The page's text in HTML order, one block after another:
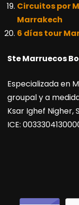
Circuitos por
Marrakech
6 días tour
Ste Marruecos
Especializada en
groupal y a
Ksar Ighef Nigher,
ICE: